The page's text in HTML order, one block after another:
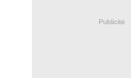
Publicité